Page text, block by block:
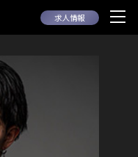
求人情報